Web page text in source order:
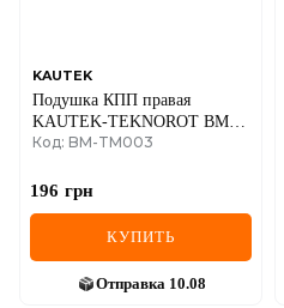
KAUTEK
Подушка КПП правая
KAUTEK-TEKNOROT BMW
3/5 серия E34/36
Код: BM-TM003
196 грн
КУПИТЬ
Отправка 10.08